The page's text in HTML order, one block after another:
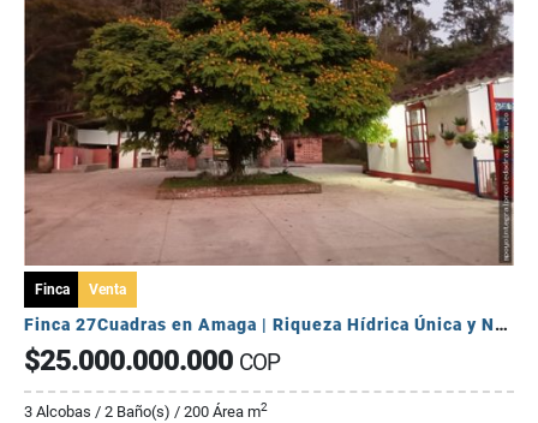
Finca Venta
Finca 27Cuadras en Amaga | Riqueza Hídrica Única y Normas Parcelación
$25.000.000.000 COP
3 Alcobas / 2 Baño(s) / 200 Área m2